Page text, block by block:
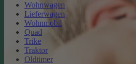
Wohnwagen
Lieferwagen
Wohnmobil
Quad
Trike
Traktor
Oldtimer